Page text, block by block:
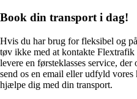
Book din transport i dag!
Hvis du har brug for fleksibel og
tøv ikke med at kontakte
levere en førsteklasses service,
send os en email eller udfyld
hjælpe dig med din transport.